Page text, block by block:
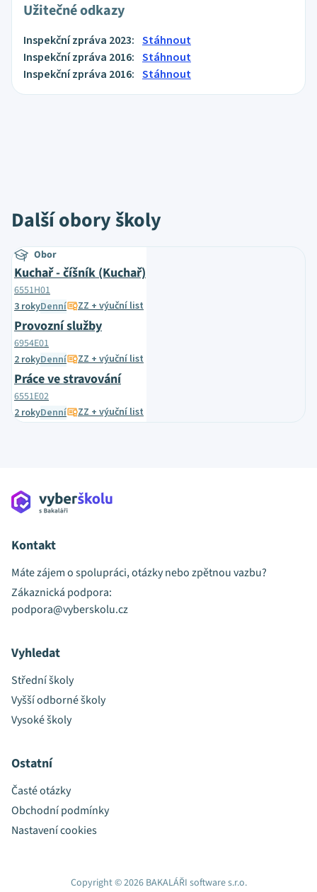
Užitečné odkazy
Inspekční zpráva 2023: Stáhnout
Inspekční zpráva 2016: Stáhnout
Inspekční zpráva 2016: Stáhnout
Další obory školy
Obor
Kuchař - číšník (Kuchař)
6551H01
3 rokyDenní ZZ + výuční list
Provozní služby
6954E01
2 rokyDenní ZZ + výuční list
Práce ve stravování
6551E02
2 rokyDenní ZZ + výuční list
Kontakt
Máte zájem o spolupráci, otázky nebo zpětnou vazbu?
Zákaznická podpora:
podpora@vyberskolu.cz
Vyhledat
Střední školy
Vyšší odborné školy
Vysoké školy
Ostatní
Časté otázky
Obchodní podmínky
Nastavení cookies
Copyright © 2026 BAKALÁŘI software s.r.o.